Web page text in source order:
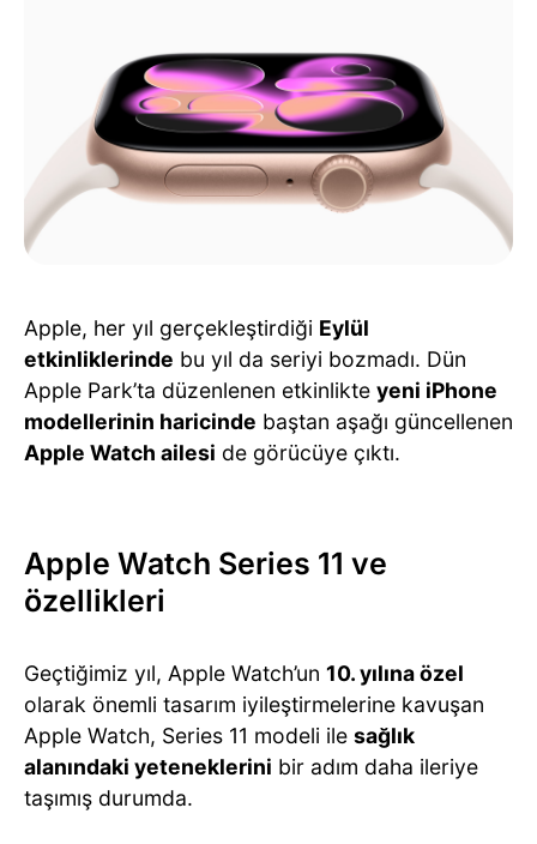
Apple, her yıl gerçekleştirdiği Eylül
etkinliklerinde bu yıl da seriyi bozmadı. Dün
Apple Park’ta düzenlenen etkinlikte yeni iPhone
modellerinin haricinde baştan aşağı güncellenen
Apple Watch ailesi de görücüye çıktı.
Apple Watch Series 11 ve
özellikleri
Geçtiğimiz yıl, Apple Watch’un 10. yılına özel
olarak önemli tasarım iyileştirmelerine kavuşan
Apple Watch, Series 11 modeli ile sağlık
alanındaki yeteneklerini bir adım daha ileriye
taşımış durumda.